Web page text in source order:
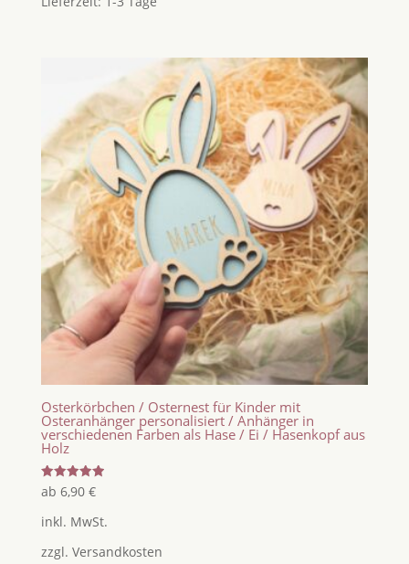
Osterkörbchen / Osternest für Kinder mit
Osteranhänger personalisiert / Anhänger in
verschiedenen Farben als Hase / Ei / Hasenkopf aus
Holz
Bewertet
mit
von 5
ab 6,90 €
inkl. MwSt.
zzgl. Versandkosten